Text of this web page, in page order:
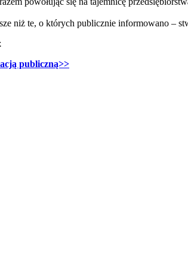
niż te, o których publicznie informowano –
publiczną>>
- otwiera się w nowym oknie